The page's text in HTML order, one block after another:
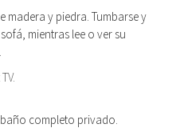
madera y piedra. Tumbarse y
mientras lee o ver su
completo privado.